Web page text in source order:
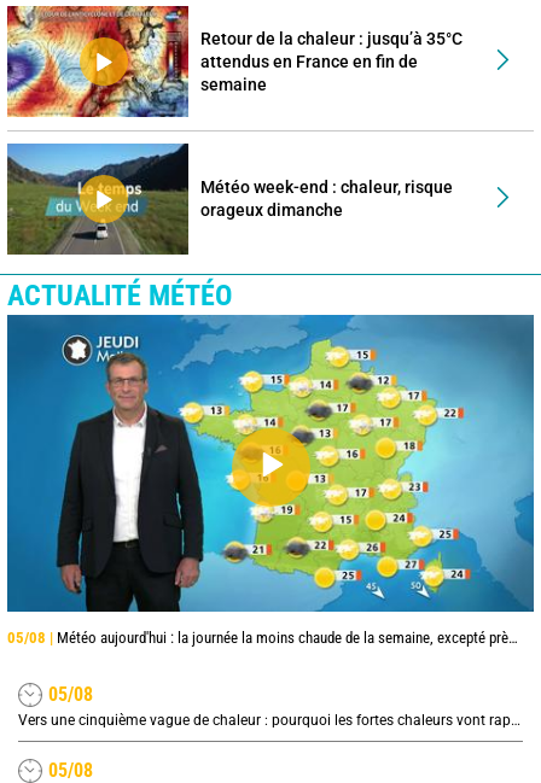
Retour de la chaleur : jusqu’à 35°C
attendus en France en fin de
semaine
Météo week-end : chaleur, risque
orageux dimanche
ACTUALITÉ MÉTÉO
05/08 | Météo aujourd'hui : la journée la moins chaude de la semaine, excepté près de la Méditerranée
05/08
Vers une cinquième vague de chaleur : pourquoi les fortes chaleurs vont rapidement revenir en France
05/08